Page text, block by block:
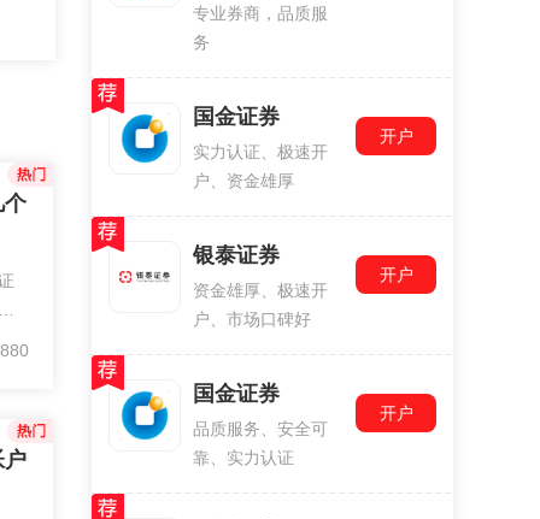
个
户
专业券商，品质服
务
国金证券
实力认证、极速开
户、资金雄厚
开户
银泰证券
资金雄厚、极速开
户、市场口碑好
开户
国金证券
品质服务、安全可
靠、实力认证
开户